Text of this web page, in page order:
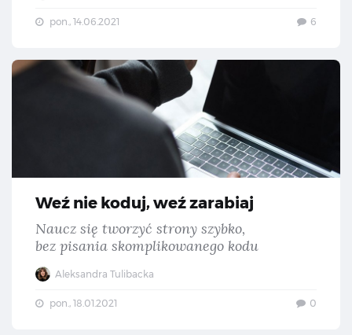
pon., 14.06.2021 6
Weź nie koduj, weź zarabiaj
Naucz się tworzyć strony szybko,
bez pisania skomplikowanego kodu
Aleksandra Tulibacka
pon., 18.01.2021 0